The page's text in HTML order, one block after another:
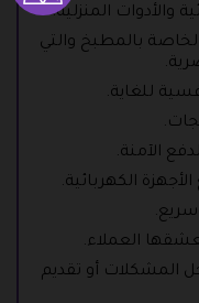
والأدوات المنزلية.
بالمطبخ والتي
للغاية.
الآمنة.
الكهربائية.
العملاء.
المشكلات أو تقديم